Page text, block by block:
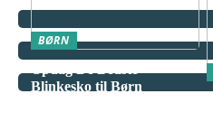
BØRN
Blinkesko til Børn